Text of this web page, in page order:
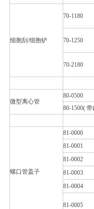
细胞刮/细胞铲
70-1180
70-1250
70-2180
微型离心管
80-0500
80-1500(
螺口管盖子
81-0000
81-0001
81-0002
81-0003
81-0004
81-0005